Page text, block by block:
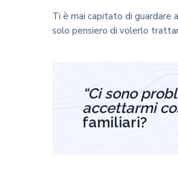
Ti è mai capitato di guardare
solo pensiero di volerlo
“Ci sono
accettarmi
familiari?